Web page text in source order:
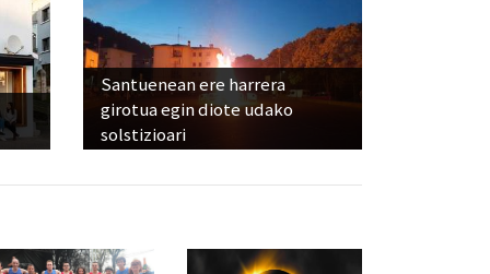
Santuenean ere harrera
girotua egin diote udako
solstizioari